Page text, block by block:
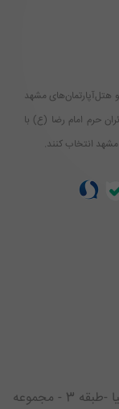
مشهد
حرم امام رضا (ع) با
انتخاب کنند.
مشهد - شهرک غرب - مجتمع تجاری ایلیا -طبقه 3 - مجموعه